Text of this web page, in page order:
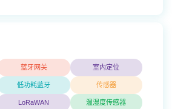
蓝牙网关 室内定位
低功耗蓝牙 传感器
LoRaWAN 温湿度传感器